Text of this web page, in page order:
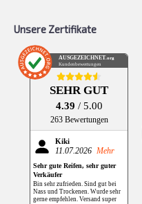
Unsere Zertifikate
AUSGEZEICHNET .org
Kundenbewertungen
SEHR GUT
4.39 / 5.00
263 Bewertungen
Kiki
11.07.2026 Mehr
Sehr gute Reifen, sehr guter
Verkäufer
Bin sehr zufrieden. Sind gut bei
Nass und Trockenen. Wurde sehr
gerne empfehlen. Versand super